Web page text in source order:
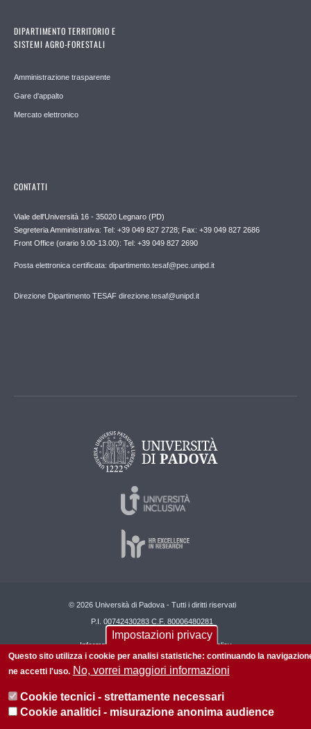
DIPARTIMENTO TERRITORIO E
SISTEMI AGRO-FORESTALI
Amministrazione trasparente
Gare d'appalto
Mercato elettronico
CONTATTI
Viale dell'Università 16 - 35020 Legnaro (PD)
Segreteria Amministrativa: Tel: +39 049 827 2728; Fax: +39 049 827 2686
Front Office (orario 9.00-13.00): Tel: +39 049 827 2690
Posta elettronica certificata: dipartimento.tesaf@pec.unipd.it
Direzione Dipartimento TESAF direzione.tesaf@unipd.it
© 2026 Università di Padova - Tutti i diritti riservati
P.I. 00742430283 C.F. 80006480281
Informazioni su questo sito Privacy policy
Impostazioni privacy
Questo sito utilizza i cookie per analisi statistiche: continuando la
ne accetti l'uso. No, vorrei maggiori informazioni
Cookie tecnici - strettamente necessari
Cookie analitici - misurazione anonima audience